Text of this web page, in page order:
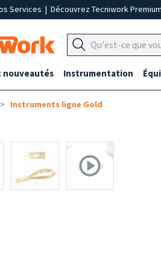
Services | Découvrez Tecniwork Premium
nouveautés Instrumentation
Instruments ligne Gold